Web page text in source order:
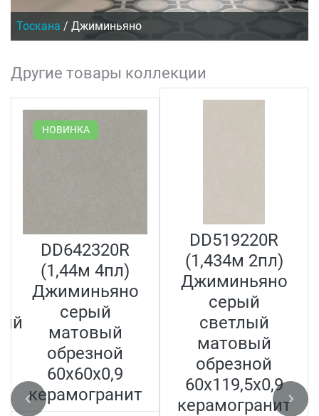
Тоскана / Джиминьяно
Другие товары коллекции
НОВИНКА
DD642320R
(1,44м 4пл)
Джиминьяно
серый
матовый
обрезной
60х60x0,9
керамогранит
DD519220R
(1,434м 2пл)
Джиминьяно
серый
светлый
матовый
обрезной
60х119,5x0,9
керамогранит